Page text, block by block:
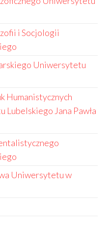
i Socjologii
Uniwersytetu
Humanistycznych
Jana Pawła
Uniwersytetu w